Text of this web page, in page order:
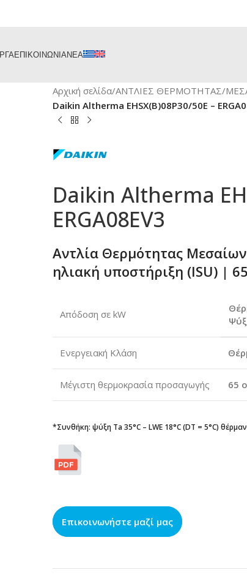
ΕΠΙΚΟΙΝΩΝΙΑΝΕΑ
Αρχική σελίδα/ΑΝΤΛΙΕΣ ΘΕΡΜΟΤΗΤΑΣ/
Daikin Altherma EHSX(B)08P30/50E –
Daikin Altherma
ERGA08EV3
Αντλία Θερμότητας
ηλιακή υποστήριξη (ISU) |
Απόδοση σε kW
Ενεργειακή Κλάση
Μέγιστη θερμοκρασία προσαγωγής 65
*Συνθήκη: ψύξη Ta 35°C – LWE 18°C (DT = 5°C)
Επικοινωνήστε μαζί μας